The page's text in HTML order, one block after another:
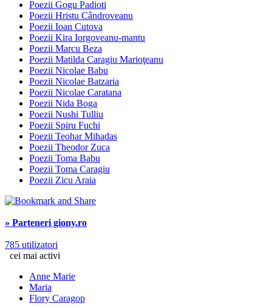
Poezii Gogu Padioti
Poezii Hristu Cândroveanu
Poezii Ioan Cutova
Poezii Kira Iorgoveanu-mantu
Poezii Marcu Beza
Poezii Matilda Caragiu Marioţeanu
Poezii Nicolae Babu
Poezii Nicolae Batzaria
Poezii Nicolae Caratana
Poezii Nida Boga
Poezii Nushi Tulliu
Poezii Spiru Fuchi
Poezii Teohar Mihadas
Poezii Theodor Zuca
Poezii Toma Babu
Poezii Toma Caragiu
Poezii Zicu Araia
» Parteneri giony.ro
785 utilizatori
cei mai activi
Anne Marie
Maria
Flory Caragop